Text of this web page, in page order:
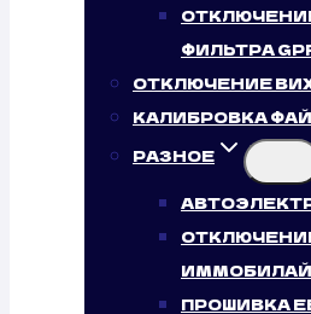
ФИЛЬТРА
ОТКЛЮЧЕНИЕ
КАЛИБРОВКА
РАЗНОЕ
ПРОШИВКА